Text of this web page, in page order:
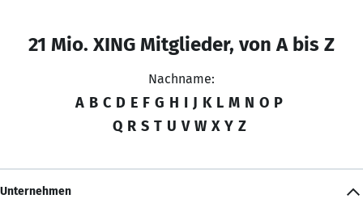
21 Mio. XING Mitglieder, von A bis Z
Nachname:
A B C D E F G H I J K L M N O P
Q R S T U V W X Y Z
Unternehmen